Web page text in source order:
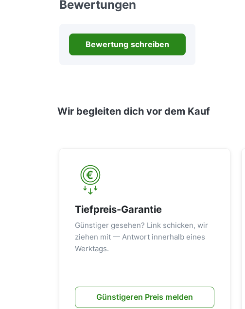
Bewertungen
Bewertung schreiben
Wir begleiten dich vor dem Kauf
Tiefpreis-Garantie
Günstiger gesehen? Link schicken, wir
ziehen mit — Antwort innerhalb eines
Werktags.
Günstigeren Preis melden